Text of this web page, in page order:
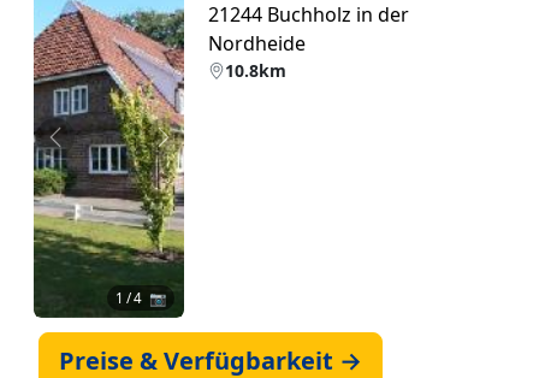
Zurück Weiter
1 / 4 📷
21244 Buchholz in der
Nordheide
10.8km
Preise & Verfügbarkeit →